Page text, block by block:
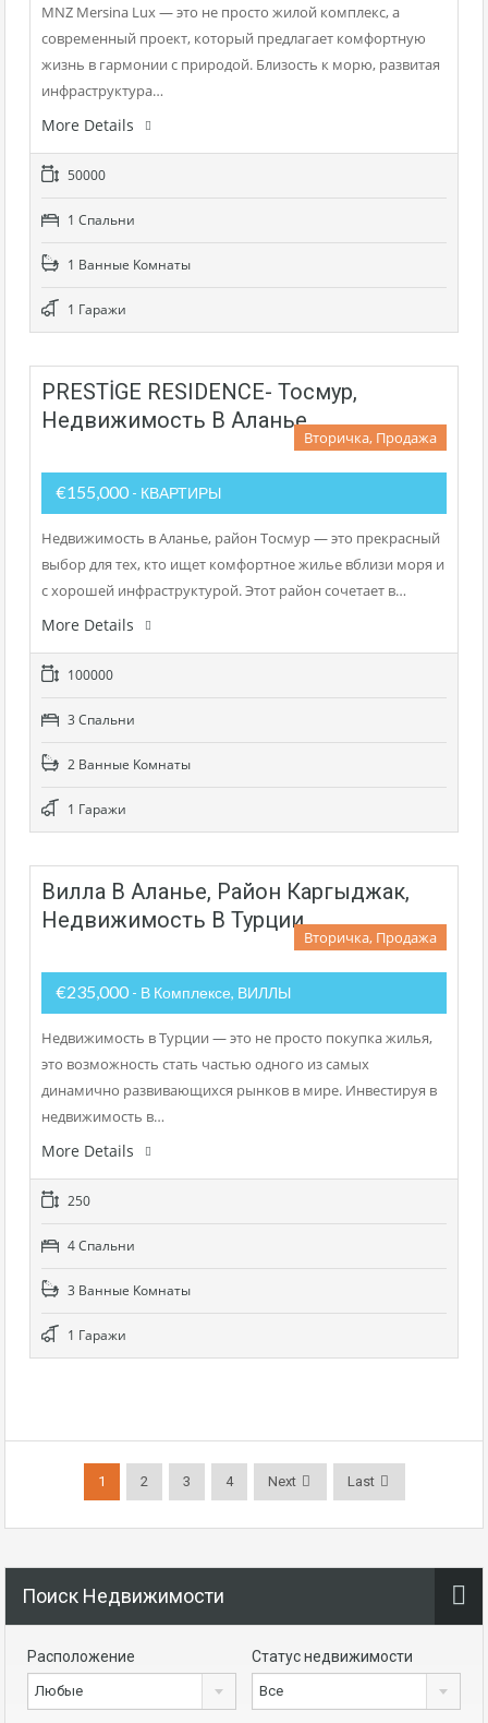
MNZ Mersina Lux — это не просто жилой комплекс, а
современный проект, который предлагает комфортную
жизнь в гармонии с природой. Близость к морю, развитая
инфраструктура…
More Details
50000
1 Cпальни
1 Bанные Kомнаты
1 Гаражи
PRESTİGE RESIDENCE- Тосмур,
Недвижимость В Аланье
Вторичка, Продажа
€155,000 - КВАРТИРЫ
Недвижимость в Аланье, район Тосмур — это прекрасный
выбор для тех, кто ищет комфортное жилье вблизи моря и
с хорошей инфраструктурой. Этот район сочетает в…
More Details
100000
3 Cпальни
2 Bанные Kомнаты
1 Гаражи
Вилла В Аланье, Район Каргыджак,
Недвижимость В Турции
Вторичка, Продажа
€235,000 - В Комплексе, ВИЛЛЫ
Недвижимость в Турции — это не просто покупка жилья,
это возможность стать частью одного из самых
динамично развивающихся рынков в мире. Инвестируя в
недвижимость в…
More Details
250
4 Cпальни
3 Bанные Kомнаты
1 Гаражи
1 2 3 4 Next Last
Поиск Недвижимости
Расположение
Любые
Статус недвижимости
Все